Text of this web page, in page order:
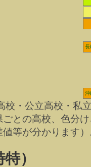
長
沖
・公立高校・私
との高校、色分
等が分かります
）